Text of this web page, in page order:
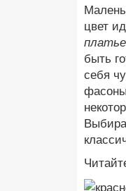
цвет
платье
быть
себя